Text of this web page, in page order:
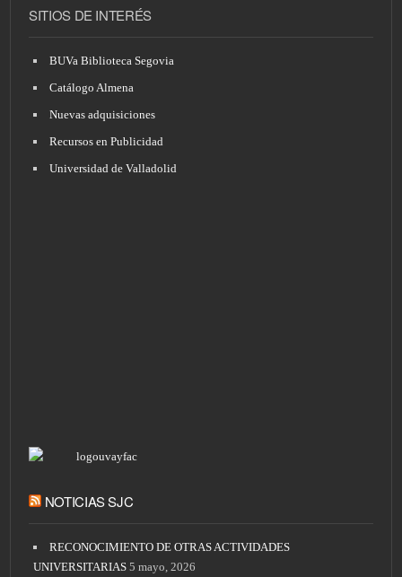
SITIOS DE INTERÉS
BUVa Biblioteca Segovia
Catálogo Almena
Nuevas adquisiciones
Recursos en Publicidad
Universidad de Valladolid
NOTICIAS SJC
RECONOCIMIENTO DE OTRAS ACTIVIDADES
UNIVERSITARIAS 5 mayo, 2026